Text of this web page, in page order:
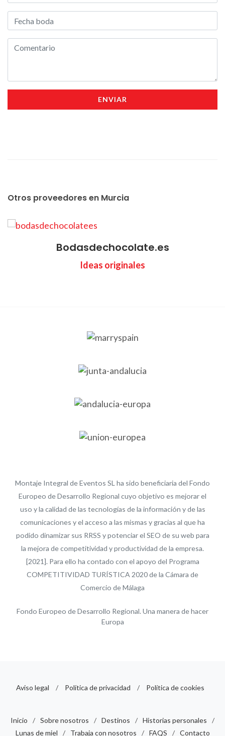
ENVIAR
Otros proveedores en Murcia
Bodasdechocolate.es
Ideas originales
Montaje Integral de Eventos SL ha sido beneficiaria del Fondo
Europeo de Desarrollo Regional cuyo objetivo es mejorar el
uso y la calidad de las tecnologías de la información y de las
comunicaciones y el acceso a las mismas y gracias al que ha
podido dinamizar sus RRSS y potenciar el SEO de su web para
la mejora de competitividad y productividad de la empresa.
[2021]. Para ello ha contado con el apoyo del Programa
COMPETITIVIDAD TURÍSTICA 2020 de la Cámara de
Comercio de Málaga
Fondo Europeo de Desarrollo Regional. Una manera de hacer
Europa
Inicio / Sobre nosotros / Destinos / Historias personales
/
Lunas de miel
/ Trabaja con nosotros / FAQS / Contacto
Aviso legal / Política de privacidad / Política de cookies